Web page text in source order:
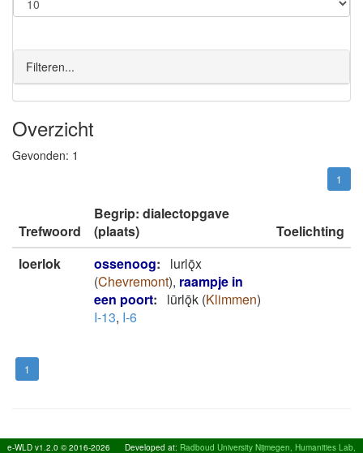
Filteren...
Overzicht
Gevonden: 1
1
Trefwoord
Begrip: dialectopgave
(plaats)
Toelichting
loerlok
ossenoog:
lurlǭx
(Chevremont), raampje in
een poort: lūrlǭk (Klimmen)
I-13, I-6
1
e-WLD v1.2.0 © 2016-2026 Developed at: Radboud University Nijmegen, Humanities Lab,